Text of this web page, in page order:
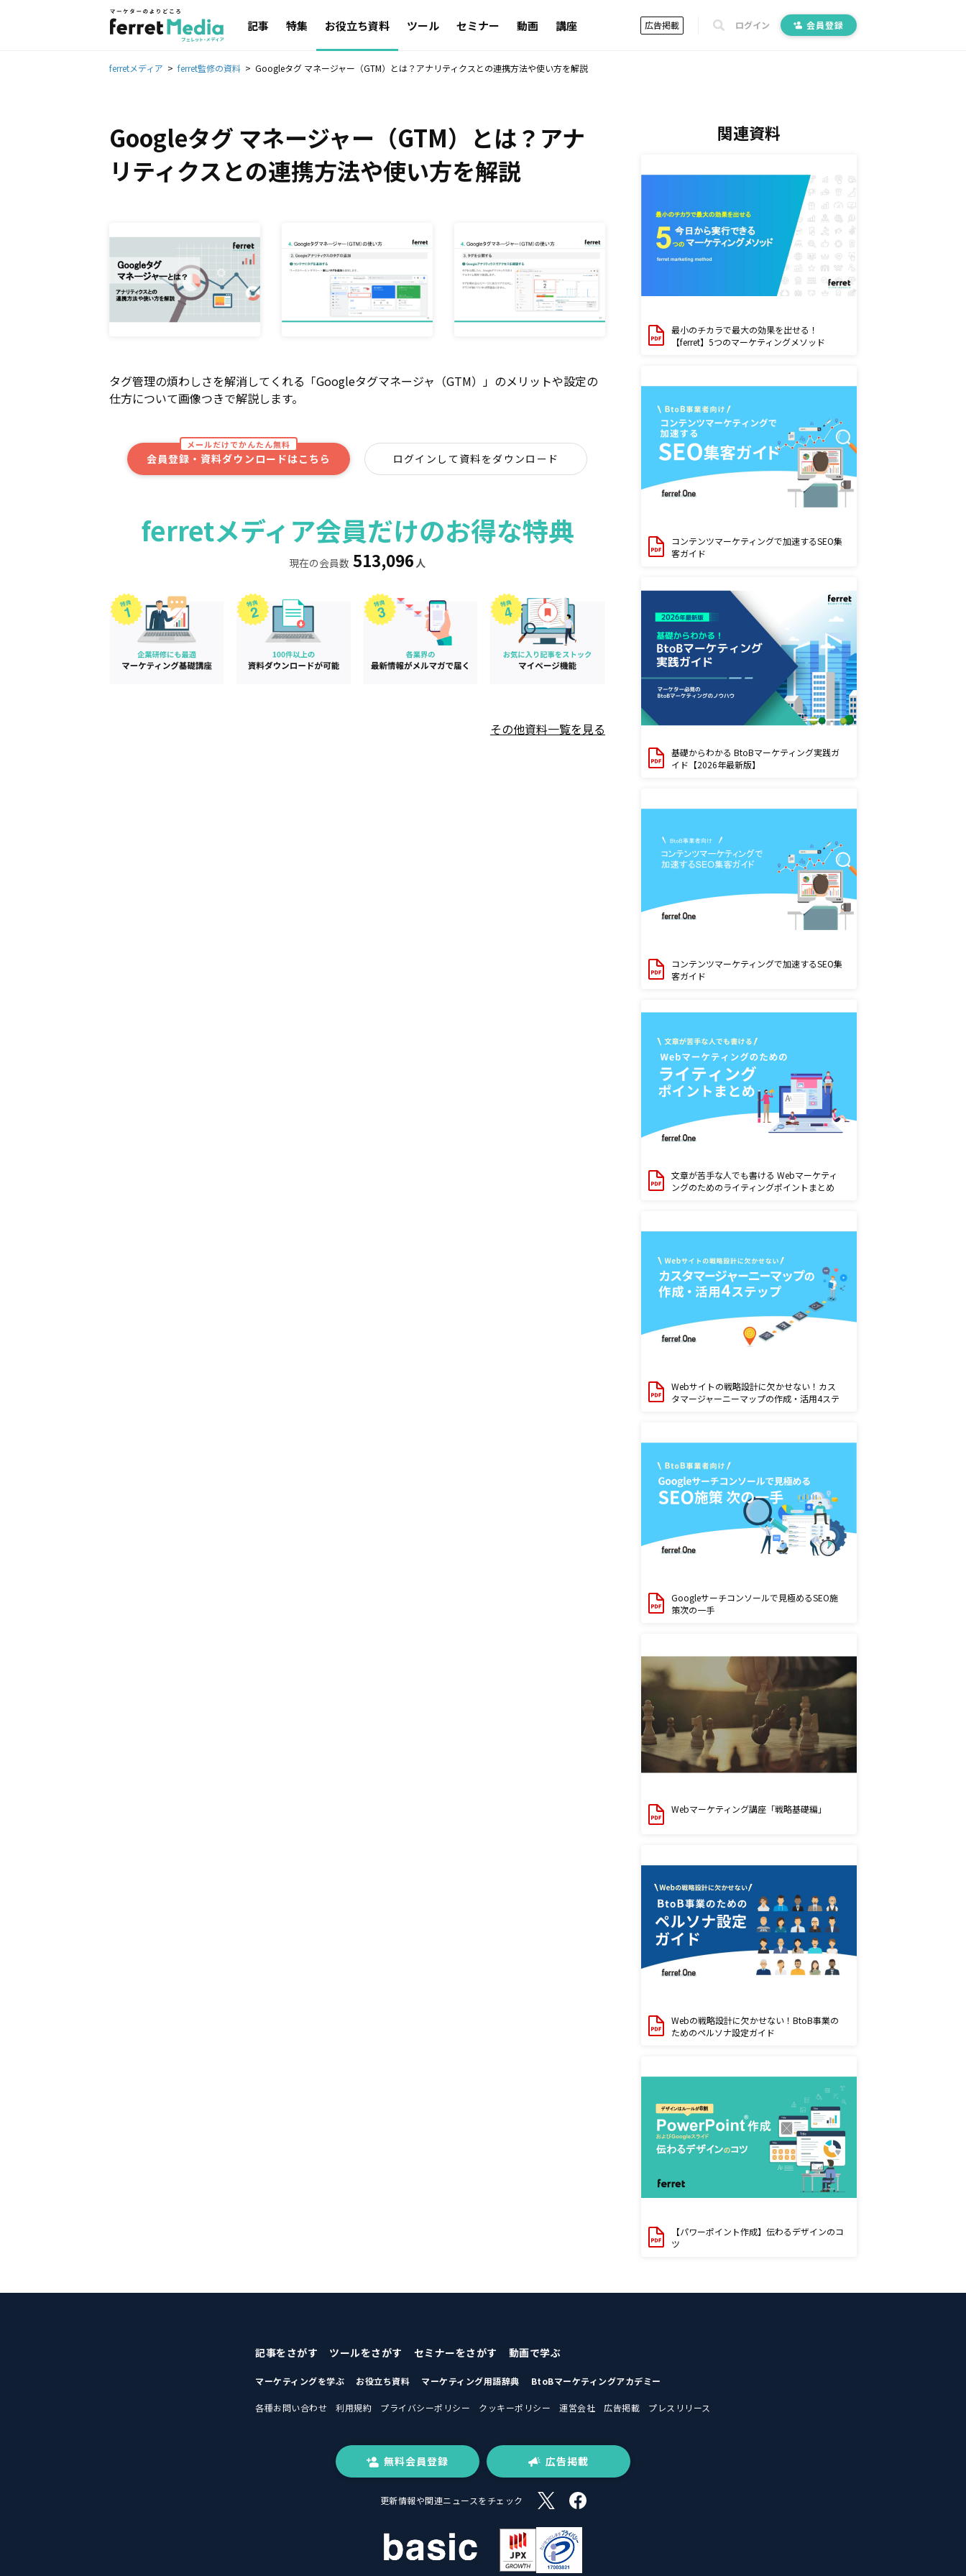
記事 特集 お役立ち資料 ツール セミナー 動画 講座 広告掲載 ログイン 会員登録
ferretメディア ferret監修の資料 Googleタグ マネージャー（GTM）とは？アナリティクスとの連携方法や使い方を解説
Googleタグ マネージャー（GTM）とは？アナ
リティクスとの連携方法や使い方を解説
タグ管理の煩わしさを解消してくれる「Googleタグマネージャ（GTM）」のメリットや設定の
仕方について画像つきで解説します。
メールだけでかんたん無料
会員登録・資料ダウンロードはこちら ログインして資料をダウンロード
ferretメディア会員だけのお得な特典
現在の会員数 513,096 人
その他資料一覧を見る
関連資料
最小のチカラで最大の効果を出せる！
【ferret】5つのマーケティングメソッド
コンテンツマーケティングで加速するSEO集
客ガイド
基礎からわかる BtoBマーケティング実践ガ
イド【2026年最新版】
コンテンツマーケティングで加速するSEO集
客ガイド
文章が苦手な人でも書ける Webマーケティ
ングのためのライティングポイントまとめ
Webサイトの戦略設計に欠かせない！カス
タマージャーニーマップの作成・活用4ステ
Googleサーチコンソールで見極めるSEO施
策次の一手
Webマーケティング講座「戦略基礎編」
Webの戦略設計に欠かせない！BtoB事業の
ためのペルソナ設定ガイド
【パワーポイント作成】伝わるデザインのコ
ツ
記事をさがす ツールをさがす セミナーをさがす 動画で学ぶ
マーケティングを学ぶ お役立ち資料 マーケティング用語辞典 BtoBマーケティングアカデミー
各種お問い合わせ 利用規約 プライバシーポリシー クッキーポリシー 運営会社 広告掲載 プレスリリース
無料会員登録 広告掲載
更新情報や関連ニュースをチェック